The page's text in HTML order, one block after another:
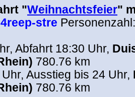
"Weihnachtsfeier"
stre
Abfahrt 18:30 Uhr,
780.76 km
Ausstieg bis 24 Uhr,
780.76 km